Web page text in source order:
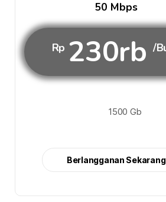
50 Mbps
Rp 230rb /
1500 Gb
Berlangganan Sekarang